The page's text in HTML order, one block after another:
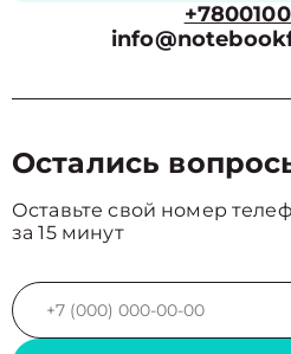
Остались
Оставьте свой номер
за 15 минут